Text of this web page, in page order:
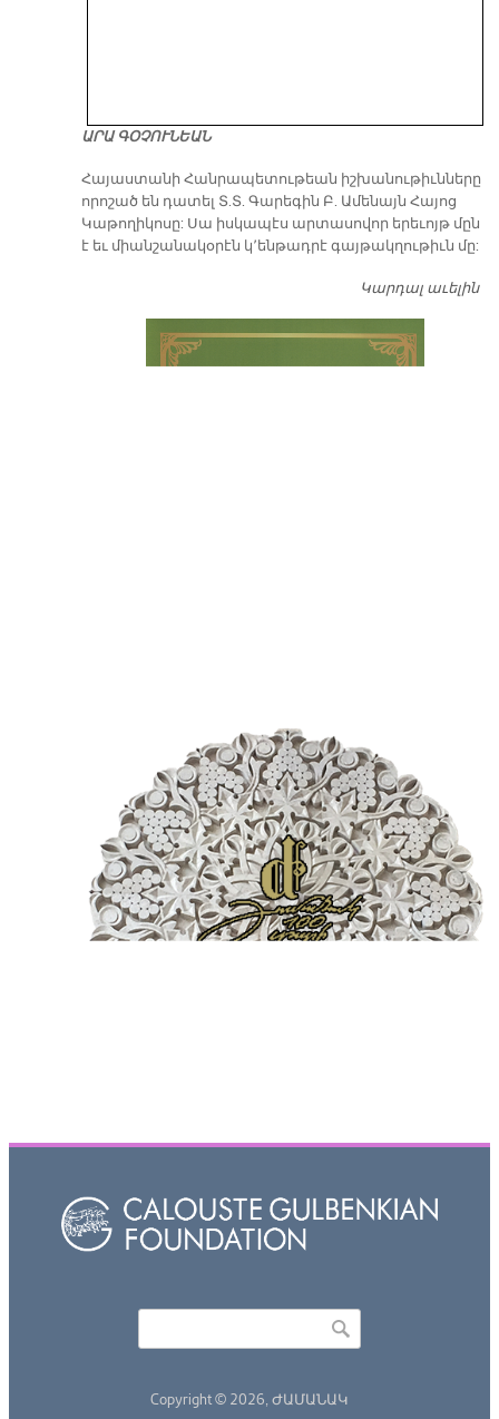
ԱՐԱ ԳՕՉՈՒՆԵԱՆ
​Հայաստանի Հանրապետութեան իշխանութիւնները
որոշած են դատել Տ.Տ. Գարեգին Բ. Ամենայն Հայոց
Կաթողիկոսը: Սա իսկապէս արտասովոր երեւոյթ մըն
է եւ միանշանակօրէն կ՚ենթադրէ գայթակղութիւն մը:
Կարդալ աւելին
Copyright © 2026, ԺԱՄԱՆԱԿ